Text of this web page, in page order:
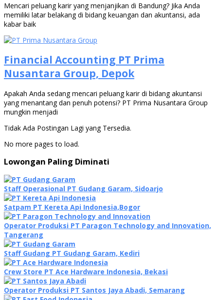
Mencari peluang karir yang menjanjikan di Bandung? Jika Anda
memiliki latar belakang di bidang keuangan dan akuntansi, ada
kabar baik
Financial Accounting PT Prima
Nusantara Group, Depok
Apakah Anda sedang mencari peluang karir di bidang akuntansi
yang menantang dan penuh potensi? PT Prima Nusantara Group
mungkin menjadi
Tidak Ada Postingan Lagi yang Tersedia.
No more pages to load.
Lowongan Paling Diminati
Staff Operasional PT Gudang Garam, Sidoarjo
Satpam PT Kereta Api Indonesia,Bogor
Operator Produksi PT Paragon Technology and Innovation,
Tangerang
Staff Gudang PT Gudang Garam, Kediri
Crew Store PT Ace Hardware Indonesia, Bekasi
Operator Produksi PT Santos Jaya Abadi, Semarang